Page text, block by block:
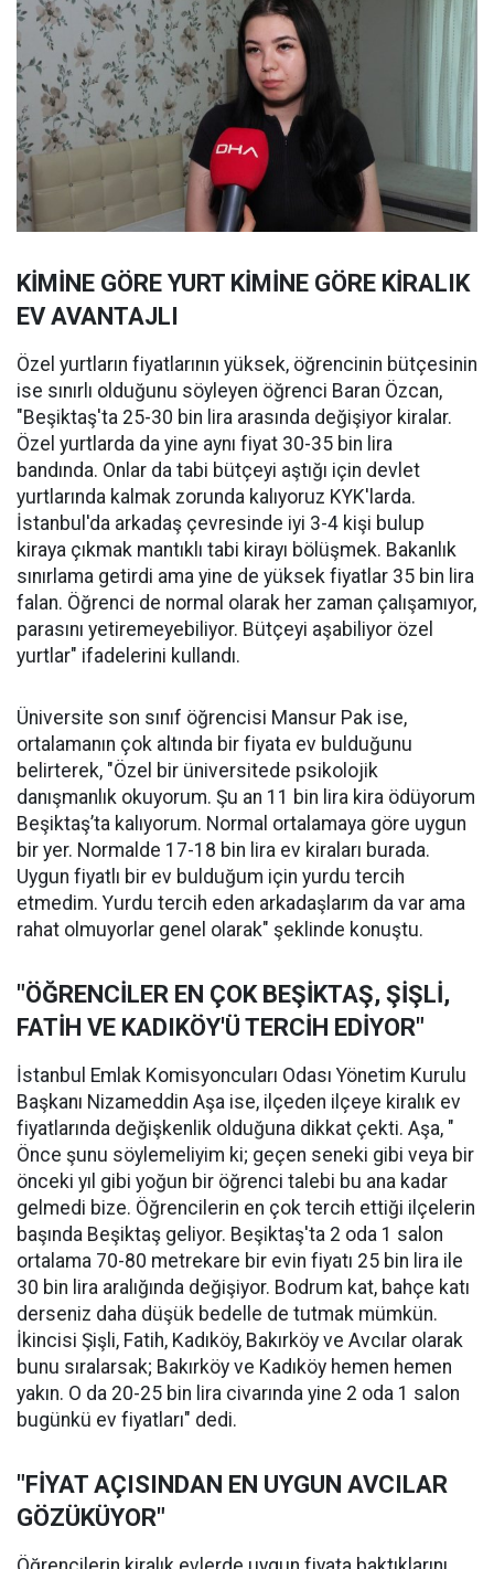
KİMİNE GÖRE YURT KİMİNE GÖRE KİRALIK
EV AVANTAJLI
Özel yurtların fiyatlarının yüksek, öğrencinin bütçesinin
ise sınırlı olduğunu söyleyen öğrenci Baran Özcan,
"Beşiktaş'ta 25-30 bin lira arasında değişiyor kiralar.
Özel yurtlarda da yine aynı fiyat 30-35 bin lira
bandında. Onlar da tabi bütçeyi aştığı için devlet
yurtlarında kalmak zorunda kalıyoruz KYK'larda.
İstanbul'da arkadaş çevresinde iyi 3-4 kişi bulup
kiraya çıkmak mantıklı tabi kirayı bölüşmek. Bakanlık
sınırlama getirdi ama yine de yüksek fiyatlar 35 bin lira
falan. Öğrenci de normal olarak her zaman çalışamıyor,
parasını yetiremeyebiliyor. Bütçeyi aşabiliyor özel
yurtlar" ifadelerini kullandı.
Üniversite son sınıf öğrencisi Mansur Pak ise,
ortalamanın çok altında bir fiyata ev bulduğunu
belirterek, "Özel bir üniversitede psikolojik
danışmanlık okuyorum. Şu an 11 bin lira kira ödüyorum
Beşiktaş’ta kalıyorum. Normal ortalamaya göre uygun
bir yer. Normalde 17-18 bin lira ev kiraları burada.
Uygun fiyatlı bir ev bulduğum için yurdu tercih
etmedim. Yurdu tercih eden arkadaşlarım da var ama
rahat olmuyorlar genel olarak" şeklinde konuştu.
"ÖĞRENCİLER EN ÇOK BEŞİKTAŞ, ŞİŞLİ,
FATİH VE KADIKÖY'Ü TERCİH EDİYOR"
İstanbul Emlak Komisyoncuları Odası Yönetim Kurulu
Başkanı Nizameddin Aşa ise, ilçeden ilçeye kiralık ev
fiyatlarında değişkenlik olduğuna dikkat çekti. Aşa, "
Önce şunu söylemeliyim ki; geçen seneki gibi veya bir
önceki yıl gibi yoğun bir öğrenci talebi bu ana kadar
gelmedi bize. Öğrencilerin en çok tercih ettiği ilçelerin
başında Beşiktaş geliyor. Beşiktaş'ta 2 oda 1 salon
ortalama 70-80 metrekare bir evin fiyatı 25 bin lira ile
30 bin lira aralığında değişiyor. Bodrum kat, bahçe katı
derseniz daha düşük bedelle de tutmak mümkün.
İkincisi Şişli, Fatih, Kadıköy, Bakırköy ve Avcılar olarak
bunu sıralarsak; Bakırköy ve Kadıköy hemen hemen
yakın. O da 20-25 bin lira civarında yine 2 oda 1 salon
bugünkü ev fiyatları" dedi.
"FİYAT AÇISINDAN EN UYGUN AVCILAR
GÖZÜKÜYOR"